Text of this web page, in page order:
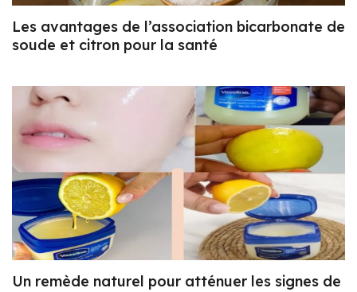
Les avantages de l’association bicarbonate de
soude et citron pour la santé
Un remède naturel pour atténuer les signes de